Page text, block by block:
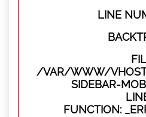
LINE
/VAR/WWW/
SIDEBAR-
FUNCTION: